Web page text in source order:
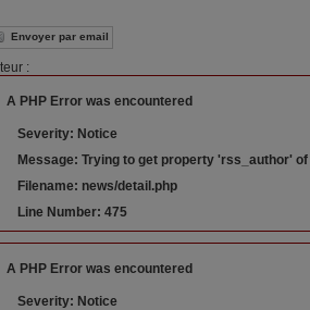
Envoyer par email
:
A PHP Error was encountered
Severity: Notice
Message: Trying to get property 'rss_author'
Filename: news/detail.php
Line Number: 475
A PHP Error was encountered
Severity: Notice